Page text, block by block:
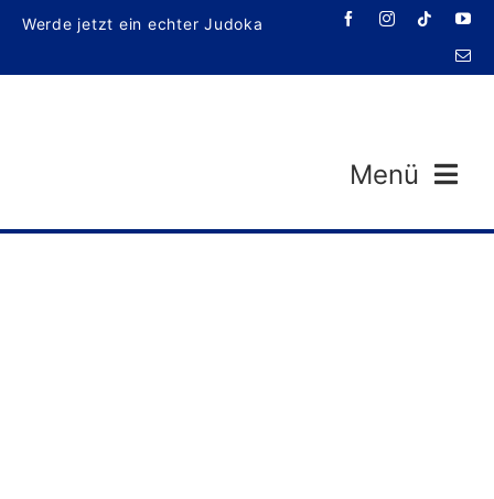
Zum
springen
Werde jetzt ein echter Judoka
Menü